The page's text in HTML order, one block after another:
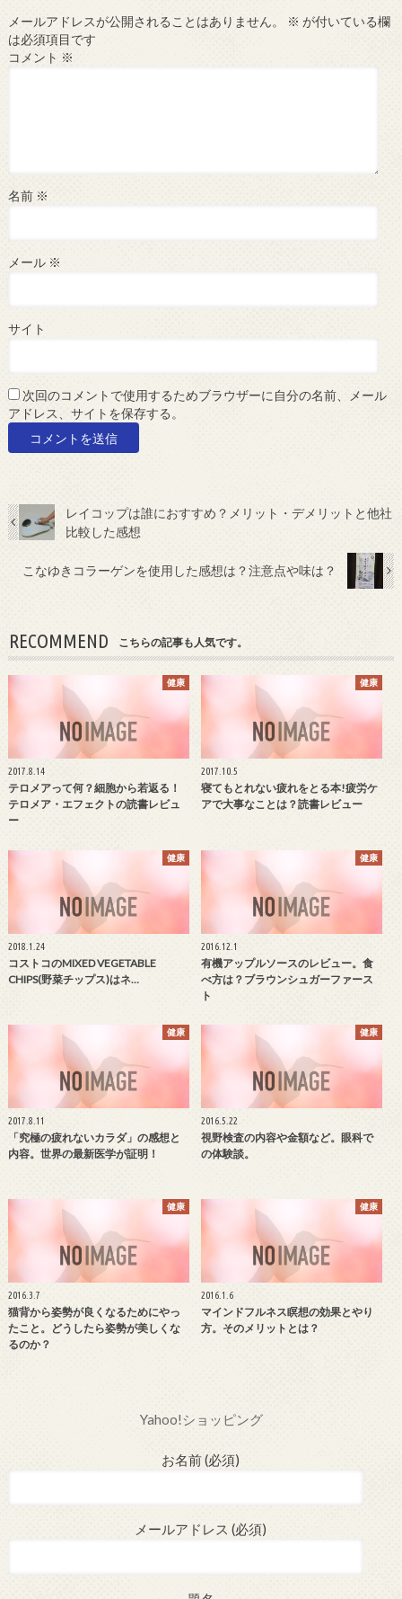
メールアドレスが公開されることはありません。 ※ が付いている欄
は必須項目です
コメント ※
名前 ※
メール ※
サイト
次回のコメントで使用するためブラウザーに自分の名前、メール
アドレス、サイトを保存する。
レイコップは誰におすすめ？メリット・デメリットと他社
比較した感想
こなゆきコラーゲンを使用した感想は？注意点や味は？
RECOMMEND こちらの記事も人気です。
健康
2017.8.14
テロメアって何？細胞から若返る！
テロメア・エフェクトの読書レビュ
ー
健康
2017.10.5
寝てもとれない疲れをとる本!疲労ケ
アで大事なことは？読書レビュー
健康
2018.1.24
コストコのMIXED VEGETABLE
CHIPS(野菜チップス)はネ…
健康
2016.12.1
有機アップルソースのレビュー。食
べ方は？ブラウンシュガーファース
ト
健康
2017.8.11
「究極の疲れないカラダ」の感想と
内容。世界の最新医学が証明！
健康
2016.5.22
視野検査の内容や金額など。眼科で
の体験談。
健康
2016.3.7
猫背から姿勢が良くなるためにやっ
たこと。どうしたら姿勢が美しくな
るのか？
健康
2016.1.6
マインドフルネス瞑想の効果とやり
方。そのメリットとは？
Yahoo!ショッピング
お名前 (必須)
メールアドレス (必須)